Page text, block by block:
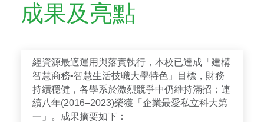
成果及亮點
經資源最適運用與落實執行，本校已達成「建構
智慧商務•智慧生活技職大學特色」目標，財務
持續穩健，各學系於激烈競爭中仍維持滿招；連
續八年(2016–2023)榮獲「企業最愛私立科大第
一」。成果摘要如下：